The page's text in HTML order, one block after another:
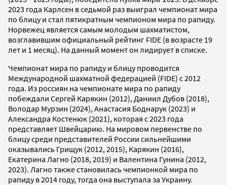
2023 года Карлсен в седьмой раз выиграл чемпионат мира
по блицу и стал пятикратным чемпионом мира по рапиду.
Норвежец является самым молодым шахматистом,
возглавившим официальный рейтинг FIDE (в возрасте 19
лет и 1 месяц). На данный момент он лидирует в списке.
Чемпионат мира по рапиду и блицу проводится
Международной шахматной федерацией (FIDE) с 2012
года. Из россиян на чемпионате мира по рапиду
побеждали Сергей Карякин (2012), Даниил Дубов (2018),
Володар Мурзин (2024), Анастасия Боднарук (2023) и
Александра Костенюк (2021), которая с 2023 года
представляет Швейцарию. На мировом первенстве по
блицу среди представителей России сильнейшими
оказывались Грищук (2012, 2015), Карякин (2016),
Екатерина Лагно (2018, 2019) и Валентина Гунина (2012,
2023). Лагно также становилась чемпионкой мира по
рапиду в 2014 году, тогда она выступала за Украину.